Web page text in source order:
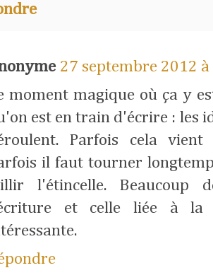
27 septembre 2012
moment magique où ça y
est en train d'écrire : les
Parfois cela
il faut tourner
l'étincelle. Beaucoup
et celle liée à la